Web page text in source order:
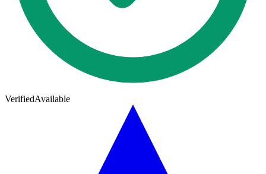
VerifiedAvailable